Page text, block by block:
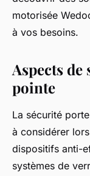
motorisée
à vos besoins.
Aspects
pointe
La sécurité
à considérer
dispositifs anti-
systèmes de